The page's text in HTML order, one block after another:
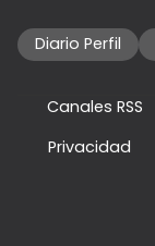
Diario Perfil
Canales RSS
Privacidad